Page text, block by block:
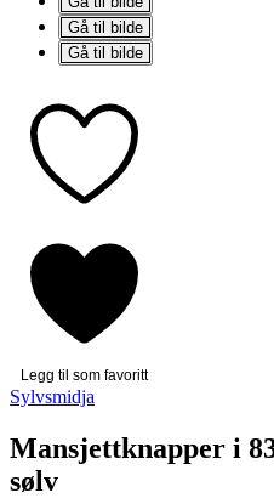
Gå til bilde
Gå til bilde
Legg til som favoritt
Sylvsmidja
Mansjettknapper i
sølv